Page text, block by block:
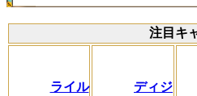
注目キ
ライル
ディジ